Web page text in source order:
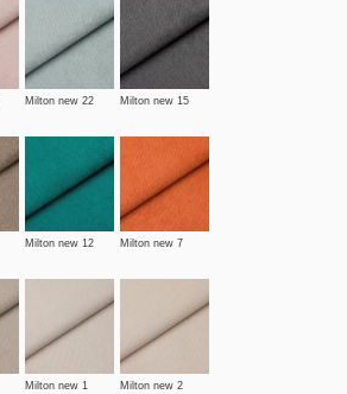
Milton new 22 Milton new 15
Milton new 12 Milton new 7
Milton new 1 Milton new 2